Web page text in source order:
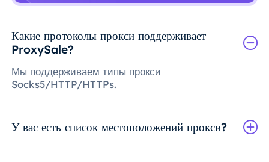
Какие протоколы прокси поддерживает
ProxySale?
Мы поддерживаем типы прокси
Socks5/HTTP/HTTPs.
У вас есть список местоположений прокси?